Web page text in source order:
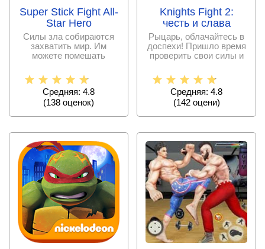
Super Stick Fight All-
Star Hero
Силы зла собираются
захватить мир. Им
можете помешать
одного из
Средняя: 4.8
(138 оценок)
Knights Fight 2:
честь и слава
Рыцарь, облачайтесь в
доспехи! Пришло время
проверить свои силы и
Средняя: 4.8
(142оцени)